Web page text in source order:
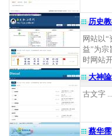
历史
网站以
益”为宗
时网站
大神
古文字 ...
蔡华